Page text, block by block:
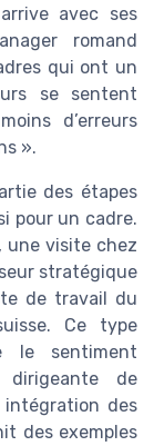
avec ses
romand
qui ont un
se sentent
d’erreurs
».
des étapes
pour un cadre.
une visite chez
stratégique
de travail du
Ce type
le sentiment
dirigeante de
intégration des
des exemples